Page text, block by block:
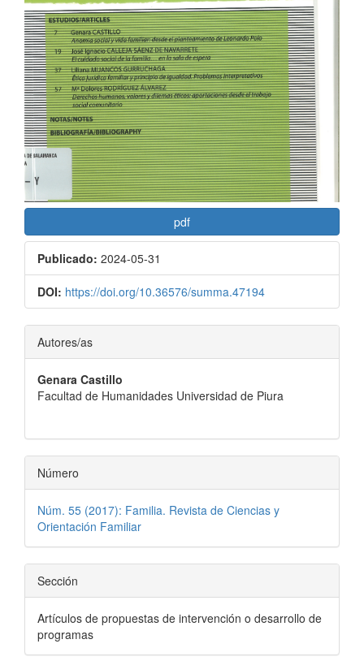
pdf
Publicado: 2024-05-31
DOI: https://doi.org/10.36576/summa.47194
Contenido
principal
del
Autores/as
Genara Castillo
Facultad de Humanidades Universidad de Piura
Número
Núm. 55 (2017): Familia. Revista de Ciencias y
Orientación Familiar
Sección
Artículos de propuestas de intervención o desarrollo de
programas